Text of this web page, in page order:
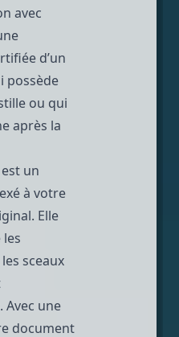
avec
d’un
possède
ou qui
après la
un
à votre
Elle
sceaux
Avec une
document